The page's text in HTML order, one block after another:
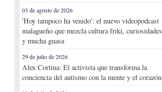
03 de agosto de 2026
'Hoy tampoco ha venido': el nuevo videopodcast
malagueño que mezcla cultura friki, curiosidades
y mucha guasa
29 de julio de 2026
Alex Cortina: El activista que transforma la
conciencia del autismo con la mente y el corazón